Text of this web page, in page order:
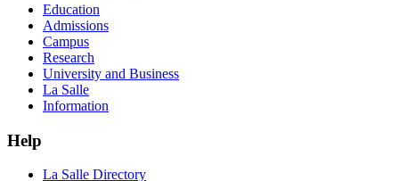
Education
Admissions
Campus
Research
University and Business
La Salle
Information
Help
La Salle Directory